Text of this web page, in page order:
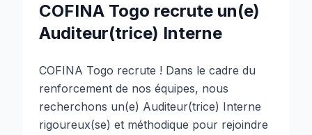
COFINA Togo recrute un(e)
Auditeur(trice) Interne
COFINA Togo recrute ! Dans le cadre du
renforcement de nos équipes, nous
recherchons un(e) Auditeur(trice) Interne
rigoureux(se) et méthodique pour rejoindre